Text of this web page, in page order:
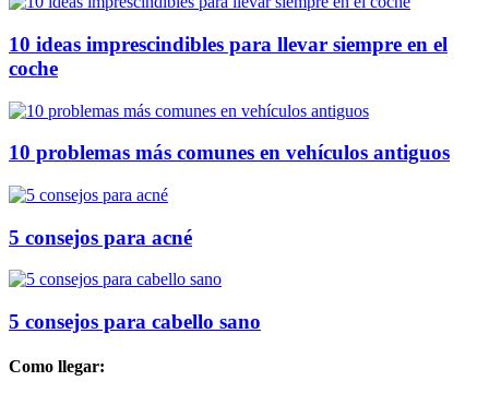
10 ideas imprescindibles para llevar siempre en el
coche
10 problemas más comunes en vehículos antiguos
5 consejos para acné
5 consejos para cabello sano
Como llegar: